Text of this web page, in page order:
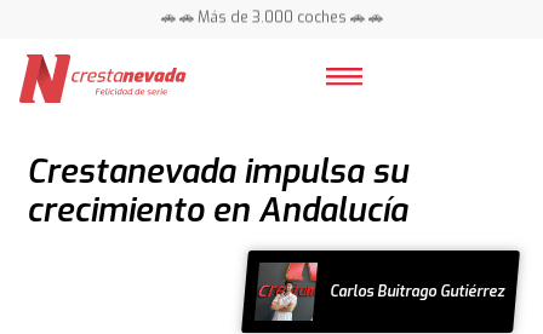
🚗 🚗 Más de 3.000 coches 🚗 🚗
Crestanevada impulsa su
crecimiento en Andalucía
Carlos Buitrago Gutiérrez